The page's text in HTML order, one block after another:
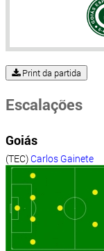
Print da partida
Escalações
Goiás
(TEC) Carlos Gainete